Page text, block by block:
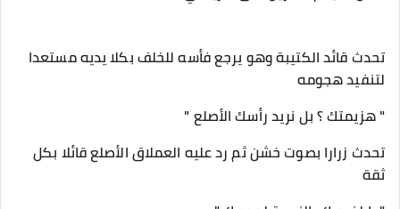
تحدث قائد الكتيبة وهو يرجع فأسه للخلف بكلا يديه مستعدا
لتنفيد هجومه
" هزيمتك ؟ بل نريد رأسك الأصلع "
تحدث زرارا بصوت خشن ثم رد عليه العملاق الأصلع قائلا بكل
ثقة